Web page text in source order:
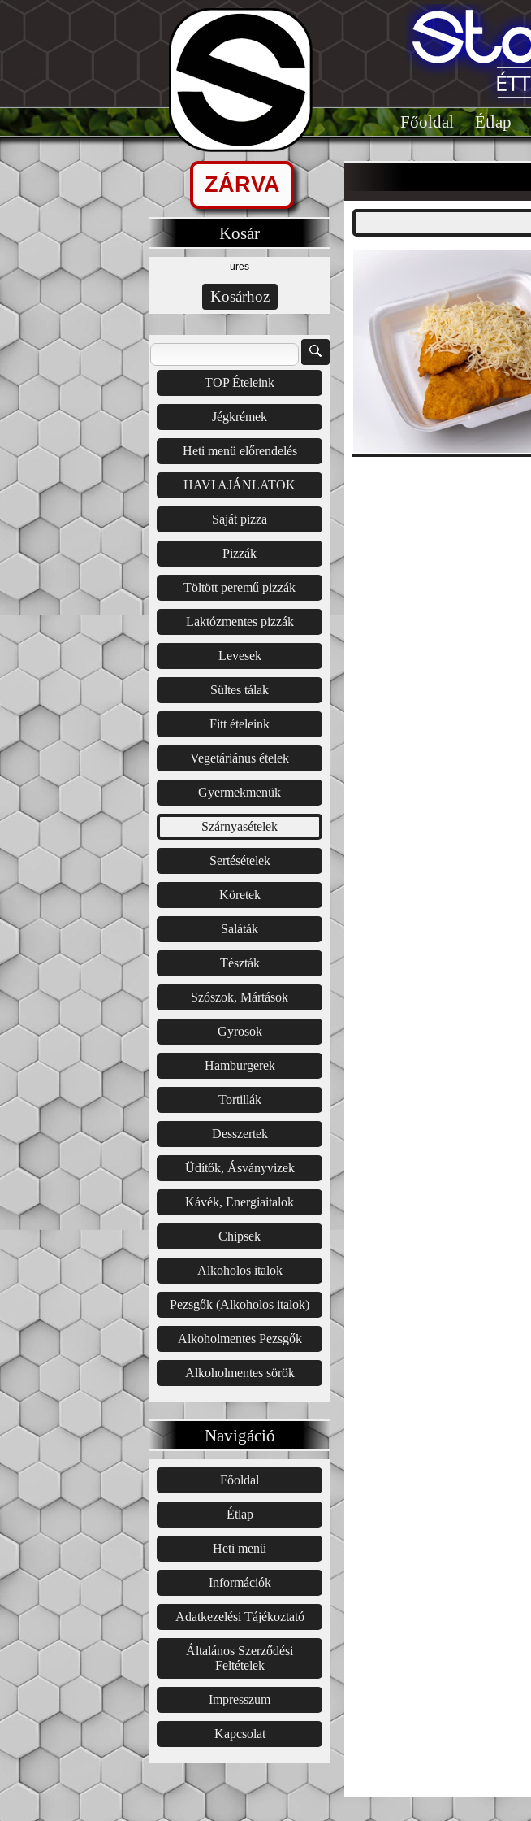
Főoldal͏͏ Étlap͏
ZÁRVA
Kosár
üres
TOP Ételeink
Jégkrémek
Heti menü előrendelés
HAVI AJÁNLATOK
Saját pizza
Pizzák
Töltött peremű pizzák
Laktózmentes pizzák
Levesek
Sültes tálak
Fitt ételeink
Vegetáriánus ételek
Gyermekmenük
Szárnyasételek
Sertésételek
Köretek
Saláták
Tészták
Szószok, Mártások
Gyrosok
Hamburgerek
Tortillák
Desszertek
Üdítők, Ásványvizek
Kávék, Energiaitalok
Chipsek
Alkoholos italok
Pezsgők (Alkoholos italok)
Alkoholmentes Pezsgők
Alkoholmentes sörök
Navigáció
Főoldal͏͏
Étlap͏
Heti menü
Információk
Adatkezelési Tájékoztató
Általános Szerződési
Feltételek
Impresszum
Kapcsolat